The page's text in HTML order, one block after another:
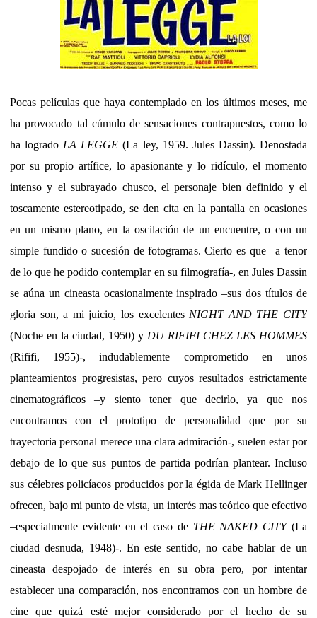
Pocas películas que haya contemplado en los últimos meses, me
ha provocado tal cúmulo de sensaciones contrapuestos, como lo
ha logrado LA LEGGE (La ley, 1959. Jules Dassin). Denostada
por su propio artífice, lo apasionante y lo ridículo, el momento
intenso y el subrayado chusco, el personaje bien definido y el
toscamente estereotipado, se den cita en la pantalla en ocasiones
en un mismo plano, en la oscilación de un encuentre, o con un
simple fundido o sucesión de fotogramas. Cierto es que –a tenor
de lo que he podido contemplar en su filmografía-, en Jules Dassin
se aúna un cineasta ocasionalmente inspirado –sus dos títulos de
gloria son, a mi juicio, los excelentes NIGHT AND THE CITY
(Noche en la ciudad, 1950) y DU RIFIFI CHEZ LES HOMMES
(Rififi, 1955)-, indudablemente comprometido en unos
planteamientos progresistas, pero cuyos resultados estrictamente
cinematográficos –y siento tener que decirlo, ya que nos
encontramos con el prototipo de personalidad que por su
trayectoria personal merece una clara admiración-, suelen estar por
debajo de lo que sus puntos de partida podrían plantear. Incluso
sus célebres policíacos producidos por la égida de Mark Hellinger
ofrecen, bajo mi punto de vista, un interés mas teórico que efectivo
–especialmente evidente en el caso de THE NAKED CITY(La
ciudad desnuda, 1948)-. En este sentido, no cabe hablar de un
cineasta despojado de interés en su obra pero, por intentar
establecer una comparación, nos encontramos con un hombre de
cine que quizá esté mejor considerado por el hecho de su